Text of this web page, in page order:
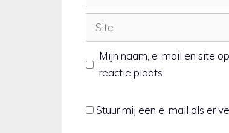
mail
Site
Mijn naam, e-mail en site
reactie plaats.
Stuur mij een e-mail als er